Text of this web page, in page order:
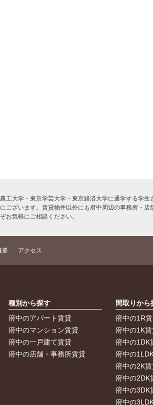
大学・東京学芸大学・東京経済大学に通学する学
ざいます。賃貸物件以外にも府中周辺の事務所・
お気軽にご相談ください。
要 アクセス
種別から探す
府中のアパート賃貸
府中のマンション賃貸
府中の一戸建て賃貸
府中の店舗・事務所賃貸
間取りから
府中の1R
府中の1K
府中の1DK
府中の
府中の2K
府中の2DK
府中の3DK
府中の